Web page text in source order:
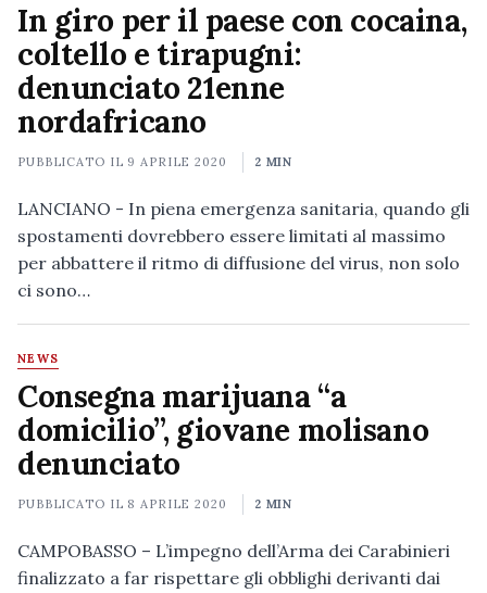
In giro per il paese con cocaina,
coltello e tirapugni:
denunciato 21enne
nordafricano
PUBBLICATO IL 9 APRILE 2020 2 MIN
LANCIANO - In piena emergenza sanitaria, quando gli
spostamenti dovrebbero essere limitati al massimo
per abbattere il ritmo di diffusione del virus, non solo
ci sono…
NEWS
Consegna marijuana “a
domicilio”, giovane molisano
denunciato
PUBBLICATO IL 8 APRILE 2020 2 MIN
CAMPOBASSO – L’impegno dell’Arma dei Carabinieri
finalizzato a far rispettare gli obblighi derivanti dai